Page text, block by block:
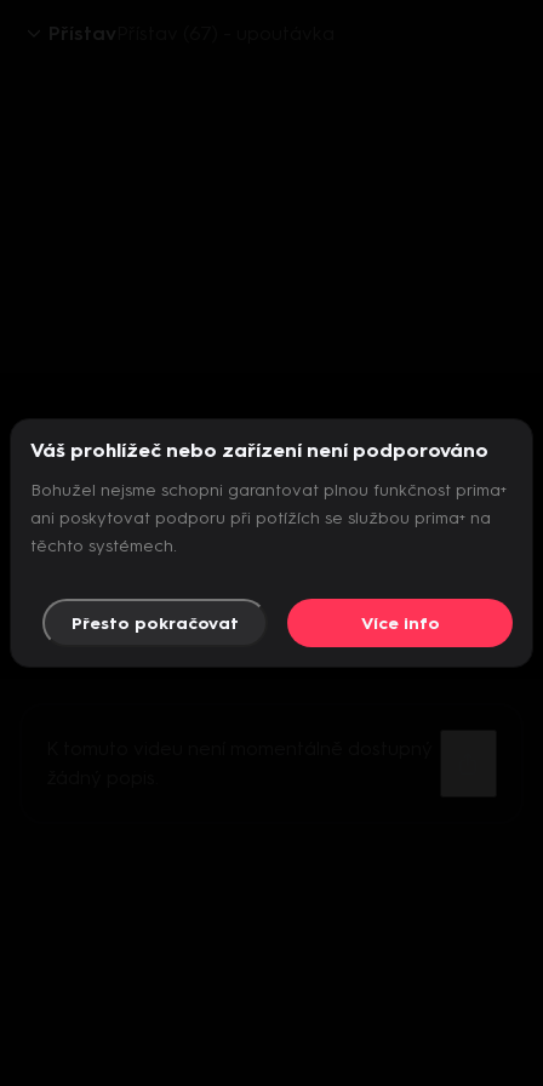
Přístav
Nepodařilo se inicializovat přehrávač
Váš prohlížeč nebo zařízení není podporováno
Bohužel nejsme schopni garantovat plnou funkčnost prima+
ani poskytovat podporu při potížích se službou prima+ na
těchto systémech.
Přesto pokračovat Více info